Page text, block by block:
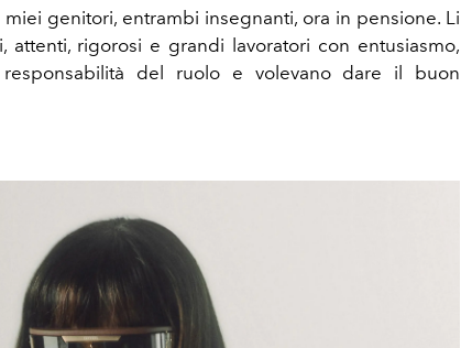
miei genitori, entrambi insegnanti, ora in pensione. Li
attenti, rigorosi e grandi lavoratori con entusiasmo,
del ruolo e volevano dare il buon